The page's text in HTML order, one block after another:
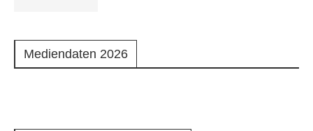
Mediendaten 2026